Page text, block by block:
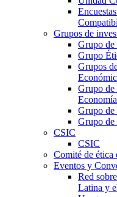
Grupos de
Grupo de
Grupo
Grupos
Grupo
Grupo de
Grupo de
CSIC
CSIC
Comité de ética
Eventos y
Red
Latina y